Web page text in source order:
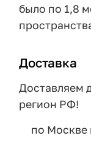
было по 1,8
Доставка
Доставляем
регион РФ!
по Москве